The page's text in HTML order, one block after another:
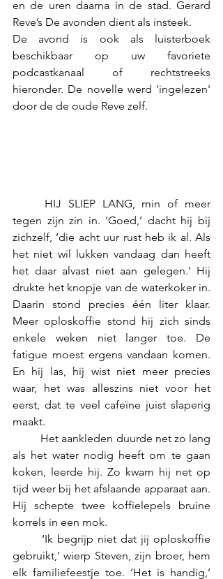
en de uren daarna in de stad. Gerard
Reve’s De avonden dient als insteek.
De avond is ook als luisterboek
beschikbaar op uw favoriete
podcastkanaal of rechtstreeks
hieronder. De novelle werd 'ingelezen'
door de de oude Reve zelf.
tegen zijn zin in. ‘Goed,’ dacht hij bij
zichzelf, ‘die acht uur rust heb ik al. Als
het niet wil lukken vandaag dan heeft
het daar alvast niet aan gelegen.’ Hij
drukte het knopje van de waterkoker in.
Daarin stond precies één liter klaar.
Meer oploskoffie stond hij zich sinds
enkele weken niet langer toe. De
fatigue moest ergens vandaan komen.
En hij las, hij wist niet meer precies
waar, het was alleszins niet voor het
eerst, dat te veel cafeïne juist slaperig
maakt.
als het water nodig heeft om te gaan
koken, leerde hij. Zo kwam hij net op
tijd weer bij het afslaande apparaat aan.
Hij schepte twee koffielepels bruine
korrels in een mok.
gebruikt,’ wierp Steven, zijn broer, hem
elk familiefeestje toe. ‘Het is handig,’